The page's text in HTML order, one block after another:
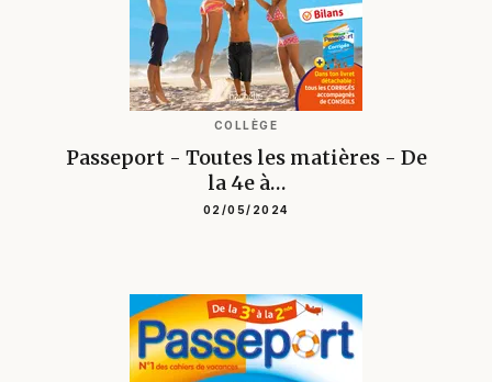
COLLÈGE
Passeport - Toutes les matières - De
la 4e à…
02/05/2024